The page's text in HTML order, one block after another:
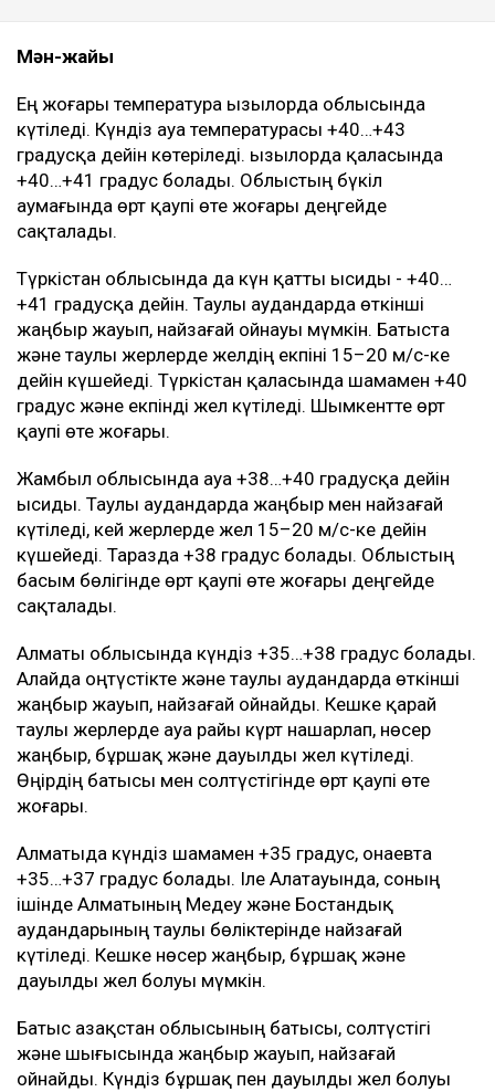
Мән-жайы
Ең жоғары температура Қызылорда облысында
күтіледі. Күндіз ауа температурасы +40…+43
градусқа дейін көтеріледі. Қызылорда қаласында
+40…+41 градус болады. Облыстың бүкіл
аумағында өрт қаупі өте жоғары деңгейде
сақталады.
Түркістан облысында да күн қатты ысиды - +40…
+41 градусқа дейін. Таулы аудандарда өткінші
жаңбыр жауып, найзағай ойнауы мүмкін. Батыста
және таулы жерлерде желдің екпіні 15–20 м/с-ке
дейін күшейеді. Түркістан қаласында шамамен +40
градус және екпінді жел күтіледі. Шымкентте өрт
қаупі өте жоғары.
Жамбыл облысында ауа +38…+40 градусқа дейін
ысиды. Таулы аудандарда жаңбыр мен найзағай
күтіледі, кей жерлерде жел 15–20 м/с-ке дейін
күшейеді. Таразда +38 градус болады. Облыстың
басым бөлігінде өрт қаупі өте жоғары деңгейде
сақталады.
Алматы облысында күндіз +35…+38 градус болады.
Алайда оңтүстікте және таулы аудандарда өткінші
жаңбыр жауып, найзағай ойнайды. Кешке қарай
таулы жерлерде ауа райы күрт нашарлап, нөсер
жаңбыр, бұршақ және дауылды жел күтіледі.
Өңірдің батысы мен солтүстігінде өрт қаупі өте
жоғары.
Алматыда күндіз шамамен +35 градус, Қонаевта
+35…+37 градус болады. Іле Алатауында, соның
ішінде Алматының Медеу және Бостандық
аудандарының таулы бөліктерінде найзағай
күтіледі. Кешке нөсер жаңбыр, бұршақ және
дауылды жел болуы мүмкін.
Батыс Қазақстан облысының батысы, солтүстігі
және шығысында жаңбыр жауып, найзағай
ойнайды. Күндіз бұршақ пен дауылды жел болуы